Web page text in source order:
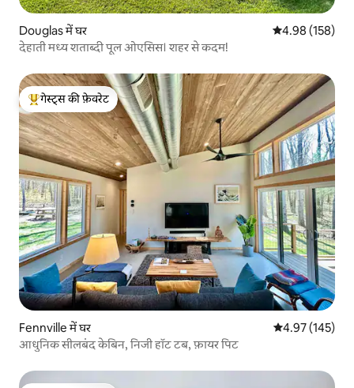
Douglas में घर औसत रेटिंग 5 में से
4.98 (158)
देहाती मध्य शताब्दी पूल ओएसिस। शहर से कदम!
गेस्ट्स का टॉप फ़ेवरेट
गेस्ट्स की फ़ेवरेट
Fennville में घर औसत रेटिंग 5 में से
4.97 (145)
आधुनिक सीलबंद केबिन, निजी हॉट टब, फ़ायर पिट